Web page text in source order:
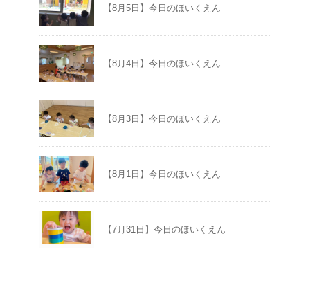
【8月5日】今日のほいくえん
【8月4日】今日のほいくえん
【8月3日】今日のほいくえん
【8月1日】今日のほいくえん
【7月31日】今日のほいくえん